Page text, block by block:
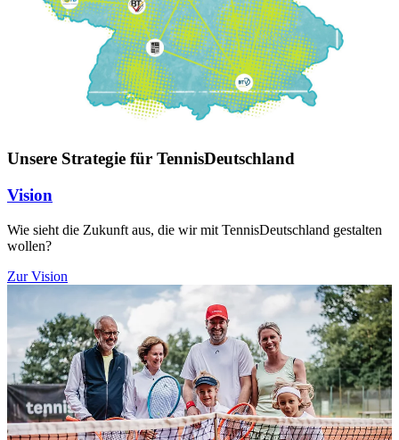
Unsere Strategie für TennisDeutschland
Vision
Wie sieht die Zukunft aus, die wir mit TennisDeutschland gestalten
wollen?
Zur Vision